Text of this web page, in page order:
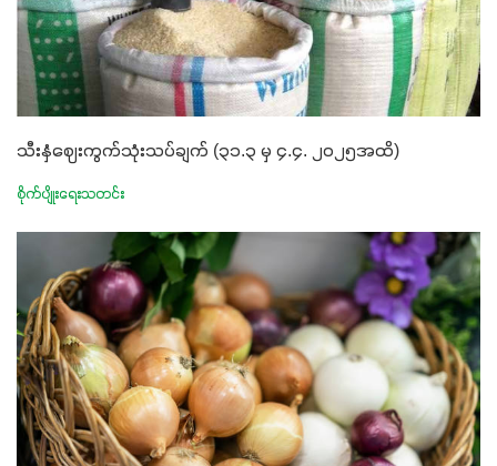
သီးနှံဈေးကွက်သုံးသပ်ချက် (၃၁.၃ မှ ၄.၄. ၂၀၂၅အထိ)
စိုက်ပျိုးရေးသတင်း